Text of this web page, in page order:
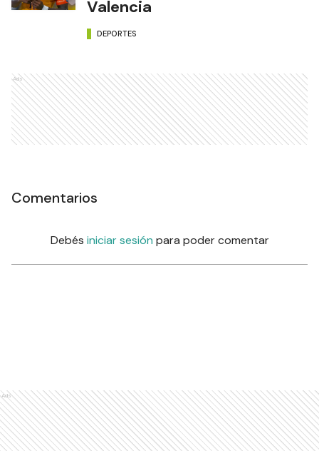
Valencia
DEPORTES
Ads
Comentarios
Debés iniciar sesión para poder comentar
Ads